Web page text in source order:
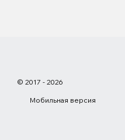
© 2017 - 2026
Мобильная версия